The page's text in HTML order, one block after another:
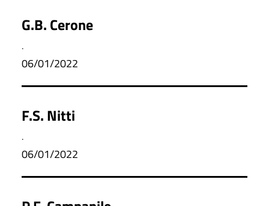
G.B. Cerone
.
06/01/2022
F.S. Nitti
.
06/01/2022